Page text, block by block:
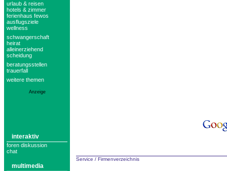
urlaub & reisen
hotels & zimmer
ferienhaus fewos
ausflugsziele
wellness
schwangerschaft
heirat
alleinerziehend
scheidung
beratungsstellen
trauerfall
weitere themen
Anzeige
interaktiv
foren diskussion
chat
multimedia
Service / Firmenverzeichnis